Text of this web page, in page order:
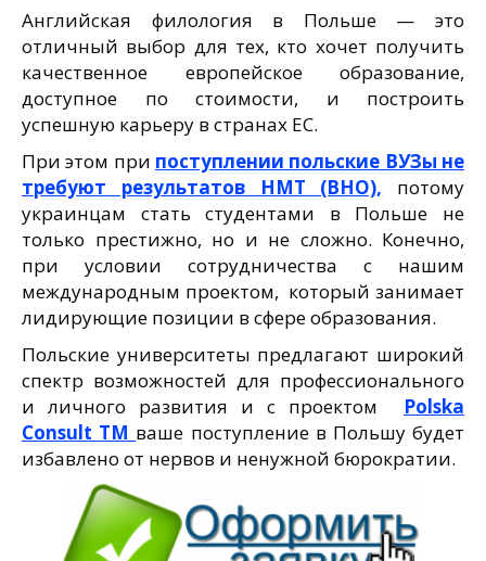
Английская филология в Польше — это
отличный выбор для тех, кто хочет получить
качественное европейское образование,
доступное по стоимости, и построить
успешную карьеру в странах ЕС.
При этом при поступлении польские ВУЗы не
требуют результатов НМТ (ВНО), потому
украинцам стать студентами в Польше не
только престижно, но и не сложно. Конечно,
при условии сотрудничества с нашим
международным проектом, который занимает
лидирующие позиции в сфере образования.
Польские университеты предлагают широкий
спектр возможностей для профессионального
и личного развития и с проектом Polska
Consult TM ваше поступление в Польшу будет
избавлено от нервов и ненужной бюрократии.